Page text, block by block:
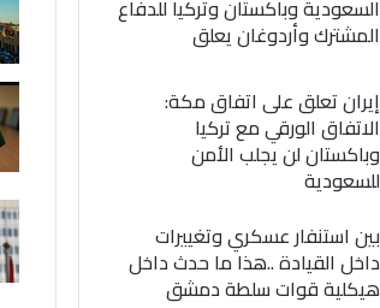
السعودية وباكستان وتركيا للدفاع
المشترك وأردوغان يعلق
إيران تعلق على اتفاق مكة:
الاتفاق الورقي مع تركيا
وباكستان لن يجلب الأمن
للسعودية
بين استنفار عسكري وتغييرات
داخل القيادة ..هذا ما حدث داخل
هيكلية قوات سلطة دمشق